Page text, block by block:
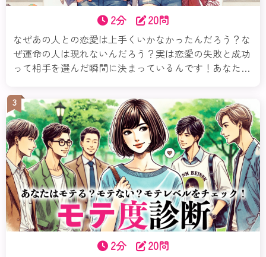
2分 20問
なぜあの人との恋愛は上手くいかなかったんだろう？な
ぜ運命の人は現れないんだろう？実は恋愛の失敗と成功
って相手を選んだ瞬間に決まっているんです！あなたは
いますか？恋愛で失敗しないためにはその相性が何より
も大事！この診断ではあなたの性格に合った相性タイプ
がわかります。今すぐチェックしてみましょう。
3
2分 20問